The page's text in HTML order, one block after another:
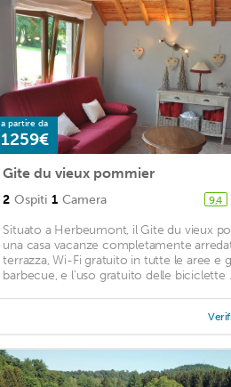
a partire da
1259€
Gite du vieux pommier
2 Ospiti 1 Camera 9,4
Situato a Herbeumont, il Gite du vieux
una casa vacanze completamente
terrazza, Wi-Fi gratuito in tutte le aree e
barbecue, e l'uso gratuito delle biciclette